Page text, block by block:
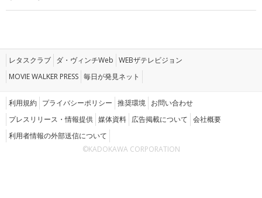
レタスクラブ ダ・ヴィンチWeb WEBザテレビジョン
MOVIE WALKER PRESS 毎日が発見ネット
利用規約 プライバシーポリシー 推奨環境 お問い合わせ
プレスリリース・情報提供 媒体資料 広告掲載について 会社概要
利用者情報の外部送信について
©KADOKAWA CORPORATION